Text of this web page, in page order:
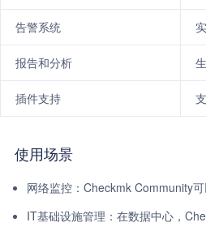
告警系统
报告和分析
插件支持
使用场景
网络监控：Checkmk Community
IT基础设施管理：在数据中心，